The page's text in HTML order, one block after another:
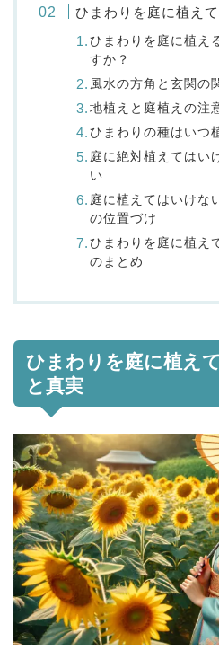
ひまわりを庭に植え
ひまわりを庭に植え
すか？
風水の方角と玄関の
地植えと庭植えの注
ひまわりの種はいつ
庭に絶対植えてはい
い
庭に植えてはいけな
の位置づけ
ひまわりを庭に植え
のまとめ
ひまわりを庭に植え
と真実